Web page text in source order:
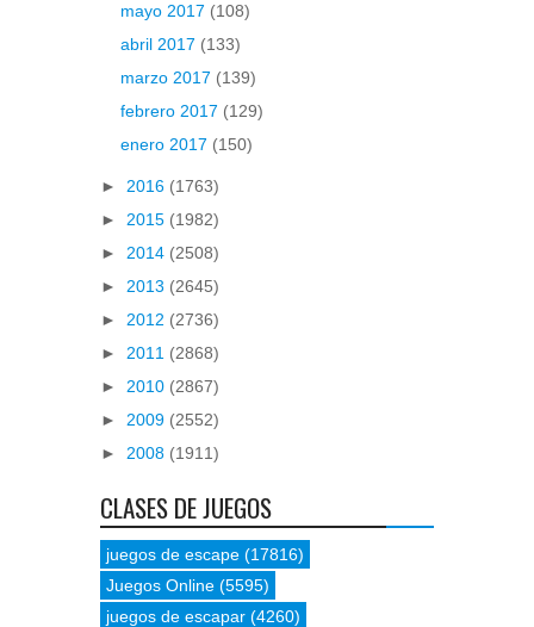
mayo 2017 (108)
abril 2017 (133)
marzo 2017 (139)
febrero 2017 (129)
enero 2017 (150)
► 2016 (1763)
► 2015 (1982)
► 2014 (2508)
► 2013 (2645)
► 2012 (2736)
► 2011 (2868)
► 2010 (2867)
► 2009 (2552)
► 2008 (1911)
CLASES DE JUEGOS
juegos de escape (17816)
Juegos Online (5595)
juegos de escapar (4260)